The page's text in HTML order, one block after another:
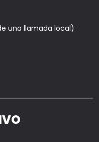
una llamada local)